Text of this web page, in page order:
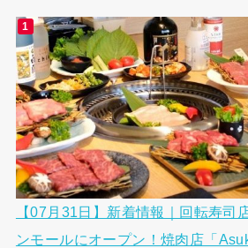
【07月31日】新着情報｜回転寿司
ンモールにオープン！焼肉店「